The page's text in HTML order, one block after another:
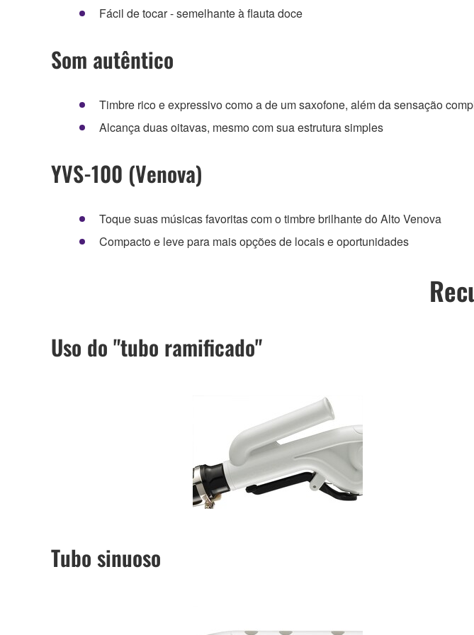
Fácil de tocar - semelhante à flauta doce
Som autêntico
Timbre rico e expressivo como a de um saxofone, além da sensação
Alcança duas oitavas, mesmo com sua estrutura simples
YVS-100 (Venova)
Toque suas músicas favoritas com o timbre brilhante do Alto Venova
Compacto e leve para mais opções de locais e oportunidades
Uso do "tubo ramificado"
Tubo sinuoso